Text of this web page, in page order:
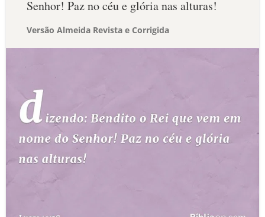
Senhor! Paz no céu e glória nas alturas!
Versão Almeida Revista e Corrigida